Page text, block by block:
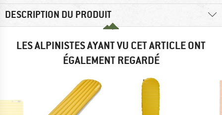
DESCRIPTION DU PRODUIT
LES ALPINISTES AYANT VU CET ARTICLE ONT
ÉGALEMENT REGARDÉ